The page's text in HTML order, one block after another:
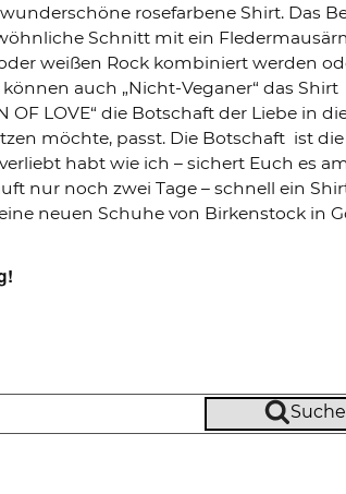
rosefarbene Shirt. Das
Schnitt mit ein
weißen Rock kombiniert werden
auch „Nicht-Veganer“ das Shirt
LOVE“ die Botschaft der Liebe in
möchte, passt. Die Botschaft ist die
habt wie ich – sichert Euch es
nur noch zwei Tage – schnell ein
neuen Schuhe von Birkenstock in